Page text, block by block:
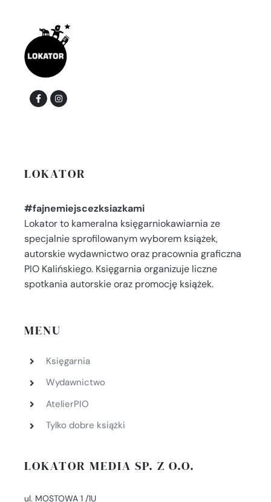
LOKATOR
#fajnemiejscezksiazkami
Lokator to kameralna księgarniokawiarnia ze
specjalnie sprofilowanym wyborem książek,
autorskie wydawnictwo oraz pracownia graficzna
PIO Kalińskiego. Księgarnia organizuje liczne
spotkania autorskie oraz promocję książek.
MENU
Księgarnia
Wydawnictwo
AtelierPIO
Tylko dobre książki
LOKATOR MEDIA SP. Z O.O.
ul. MOSTOWA 1 /1U